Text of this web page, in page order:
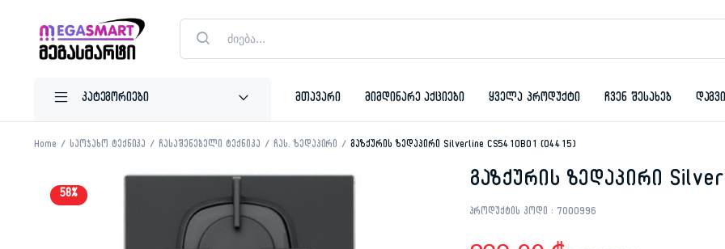
Products
search
მთავარი მიმდინარე აქციები ყველა პროდუქტი ჩვენ შესახებ
Home საოჯახო ტექნიკა ჩასაშენებელი ტექნიკა ჩას. ზედაპირი გაზქურის ზედაპირი Silverline CS5410B01 (04415)
58% გაზქურის ზედაპირი
პროდუქტის კოდი : 7000996